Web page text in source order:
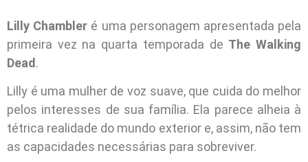
Lilly Chambler é uma personagem apresentada pela
primeira vez na quarta temporada de The Walking
Dead .
Lilly é uma mulher de voz suave, que cuida do melhor
pelos interesses de sua família. Ela parece alheia à
tétrica realidade do mundo exterior e, assim, não tem
as capacidades necessárias para sobreviver.